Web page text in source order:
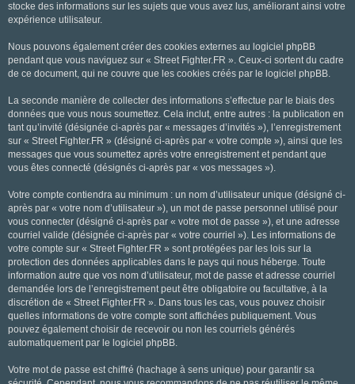
stocke des informations sur les sujets que vous avez lus, améliorant ainsi votre
expérience utilisateur.
Nous pouvons également créer des cookies externes au logiciel phpBB
pendant que vous naviguez sur « Street Fighter.FR ». Ceux-ci sortent du cadre
de ce document, qui ne couvre que les cookies créés par le logiciel phpBB.
La seconde manière de collecter des informations s’effectue par le biais des
données que vous nous soumettez. Cela inclut, entre autres : la publication en
tant qu’invité (désignée ci-après par « messages d’invités »), l’enregistrement
sur « Street Fighter.FR » (désigné ci-après par « votre compte »), ainsi que les
messages que vous soumettez après votre enregistrement et pendant que
vous êtes connecté (désignés ci-après par « vos messages »).
Votre compte contiendra au minimum : un nom d’utilisateur unique (désigné ci-
après par « votre nom d’utilisateur »), un mot de passe personnel utilisé pour
vous connecter (désigné ci-après par « votre mot de passe »), et une adresse
courriel valide (désignée ci-après par « votre courriel »). Les informations de
votre compte sur « Street Fighter.FR » sont protégées par les lois sur la
protection des données applicables dans le pays qui nous héberge. Toute
information autre que vos nom d’utilisateur, mot de passe et adresse courriel
demandée lors de l’enregistrement peut être obligatoire ou facultative, à la
discrétion de « Street Fighter.FR ». Dans tous les cas, vous pouvez choisir
quelles informations de votre compte sont affichées publiquement. Vous
pouvez également choisir de recevoir ou non les courriels générés
automatiquement par le logiciel phpBB.
Votre mot de passe est chiffré (hachage à sens unique) pour garantir sa